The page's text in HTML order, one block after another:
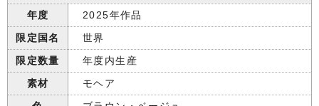
年度
2025年作品
限定国名
世界
限定数量
年度内生産
素材
モヘア